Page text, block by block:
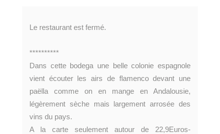
Le restaurant est fermé.
**********
Dans cette bodega une belle colonie espagnole
vient écouter les airs de flamenco devant une
paëlla comme on en mange en Andalousie,
légèrement sèche mais largement arrosée des
vins du pays.
A la carte seulement autour de 22,9Euros-